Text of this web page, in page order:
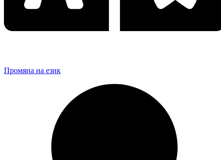
Промяна на език